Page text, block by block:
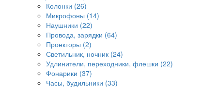
Колонки (26)
Микрофоны (14)
Наушники (22)
Провода, зарядки (64)
Проекторы (2)
Светильник, ночник (24)
Удлинители, переходники, флешки (22)
Фонарики (37)
Часы, будильники (33)